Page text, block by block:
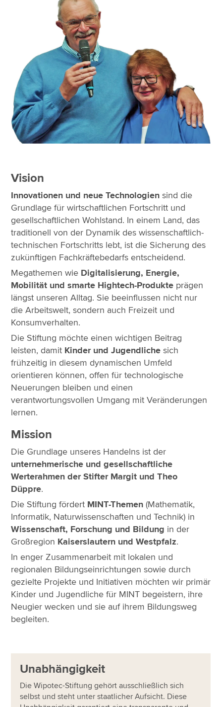
Vision
Innovationen und neue Technologien sind die
Grundlage für wirtschaftlichen Fortschritt und
gesellschaftlichen Wohlstand. In einem Land, das
traditionell von der Dynamik des wissenschaftlich-
technischen Fortschritts lebt, ist die Sicherung des
zukünftigen Fachkräftebedarfs entscheidend.
Megathemen wie Digitalisierung, Energie,
Mobilität und smarte Hightech-Produkte prägen
längst unseren Alltag. Sie beeinflussen nicht nur
die Arbeitswelt, sondern auch Freizeit und
Konsumverhalten.
Die Stiftung möchte einen wichtigen Beitrag
leisten, damit Kinder und Jugendliche sich
frühzeitig in diesem dynamischen Umfeld
orientieren können, offen für technologische
Neuerungen bleiben und einen
verantwortungsvollen Umgang mit Veränderungen
lernen.
Mission
Die Grundlage unseres Handelns ist der
unternehmerische und gesellschaftliche
Werterahmen der Stifter Margit und Theo
Düppre.
Die Stiftung fördert MINT-Themen (Mathematik,
Informatik, Naturwissenschaften und Technik) in
Wissenschaft, Forschung und Bildung in der
Großregion Kaiserslautern und Westpfalz.
In enger Zusammenarbeit mit lokalen und
regionalen Bildungseinrichtungen sowie durch
gezielte Projekte und Initiativen möchten wir primär
Kinder und Jugendliche für MINT begeistern, ihre
Neugier wecken und sie auf ihrem Bildungsweg
begleiten.
Unabhängigkeit
Die Wipotec-Stiftung gehört ausschließlich sich
selbst und steht unter staatlicher Aufsicht. Diese